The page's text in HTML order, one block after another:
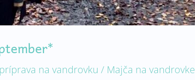
príprava na vandrovku / Majča na vandrovke